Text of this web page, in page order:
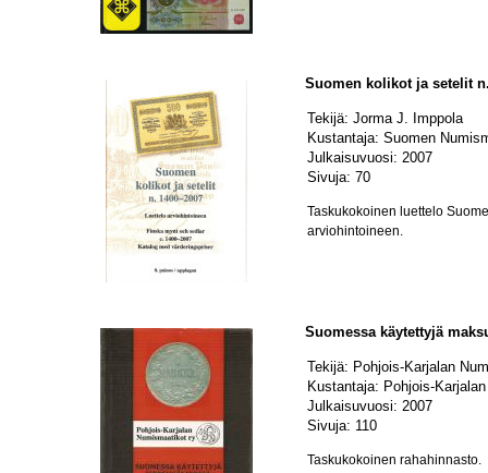
Suomen kolikot ja setelit
Tekijä: Jorma J. Imppola
Kustantaja: Suomen
Julkaisuvuosi: 2007
Sivuja: 70
Taskukokoinen luettelo
arviohintoineen.
Suomessa käytettyjä
Tekijä: Pohjois-Karjalan
Kustantaja: Pohjois-
Julkaisuvuosi: 2007
Sivuja: 110
Taskukokoinen rahahinnasto.